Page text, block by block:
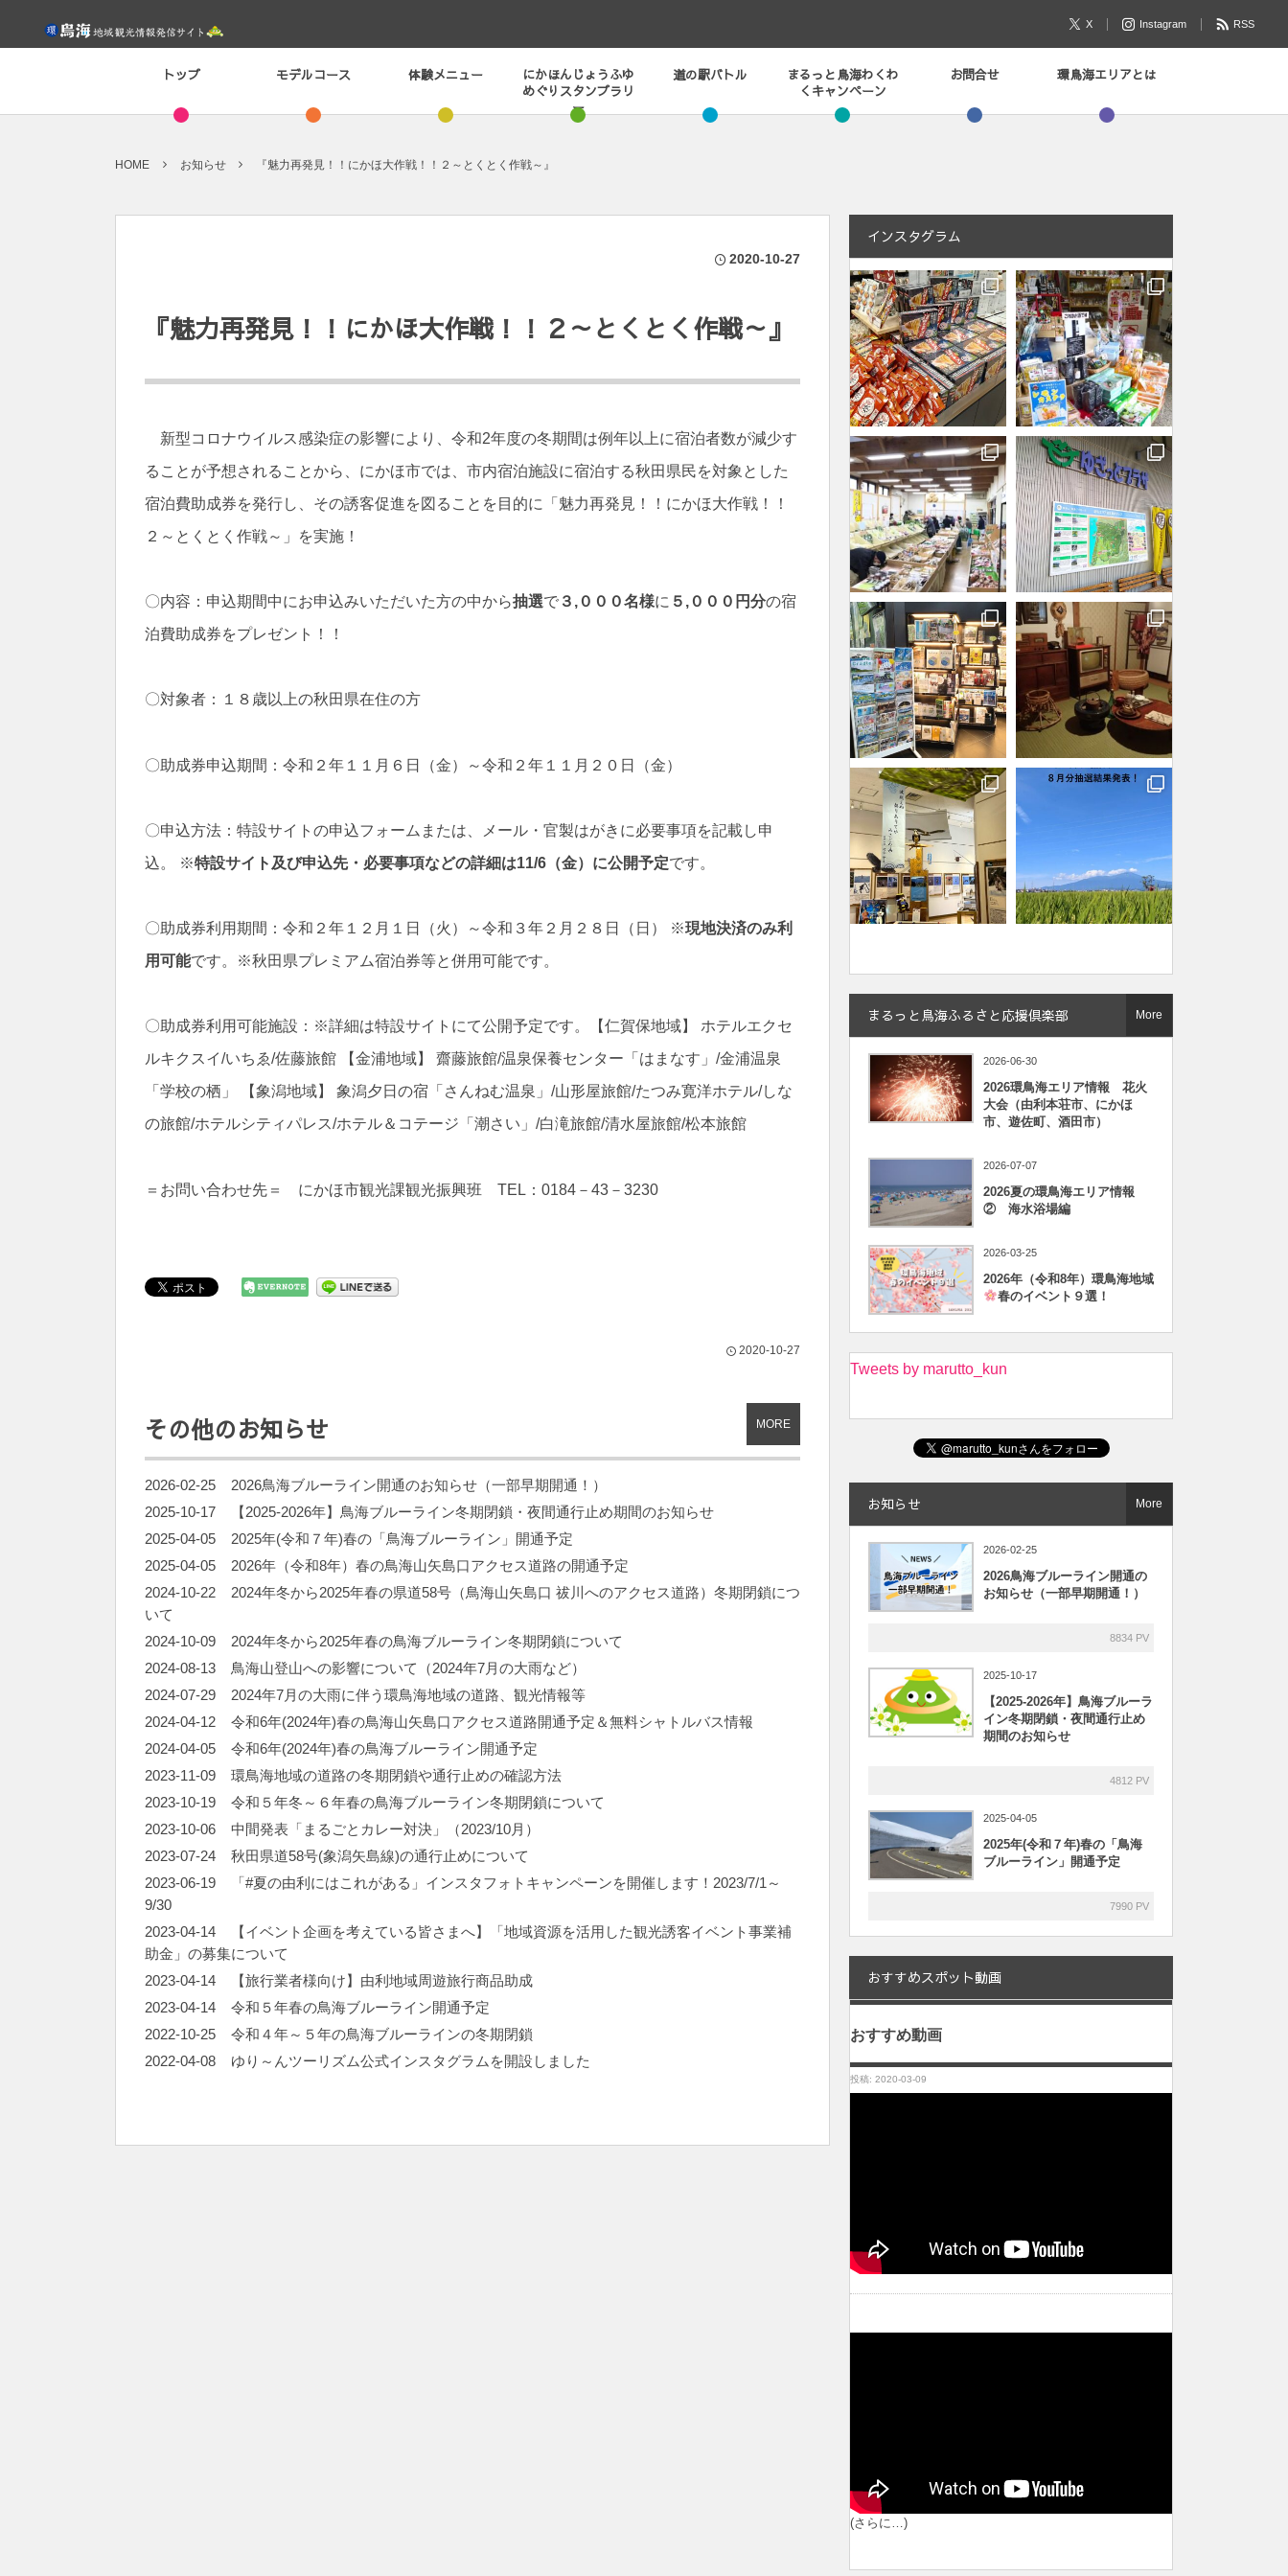
X Instagram RSS
トップ モデルコース 体験メニュー
にかほんじょうふゆ
めぐりスタンプラリ
ー
道の駅バトル
まるっと鳥海わくわ
くキャンペーン
お問合せ 環鳥海エリアとは
HOME お知らせ 『魅力再発見！！にかほ大作戦！！２～とくとく作戦～』
2020-10-27
『魅力再発見！！にかほ大作戦！！２～とくとく作戦～』
新型コロナウイルス感染症の影響により、令和2年度の冬期間は例年以上に宿泊者数が減少す
ることが予想されることから、にかほ市では、市内宿泊施設に宿泊する秋田県民を対象とした
宿泊費助成券を発行し、その誘客促進を図ることを目的に「魅力再発見！！にかほ大作戦！！
２～とくとく作戦～」を実施！
〇内容：申込期間中にお申込みいただいた方の中から抽選で ３,０００名様に ５,０００円分の宿
泊費助成券をプレゼント！！
〇対象者：１８歳以上の秋田県在住の方
〇助成券申込期間：令和２年１１月６日（金）～令和２年１１月２０日（金）
〇申込方法：特設サイトの申込フォームまたは、メール・官製はがきに必要事項を記載し申
込。 ※特設サイト及び申込先・必要事項などの詳細は11/6（金）に公開予定です。
〇助成券利用期間：令和２年１２月１日（火）～令和３年２月２８日（日） ※現地決済のみ利
用可能です。※秋田県プレミアム宿泊券等と併用可能です。
〇助成券利用可能施設：※詳細は特設サイトにて公開予定です。【仁賀保地域】 ホテルエクセ
ルキクスイ/いちゑ/佐藤旅館 【金浦地域】 齋藤旅館/温泉保養センター「はまなす」/金浦温泉
「学校の栖」 【象潟地域】 象潟夕日の宿「さんねむ温泉」/山形屋旅館/たつみ寛洋ホテル/しな
の旅館/ホテルシティパレス/ホテル＆コテージ「潮さい」/白滝旅館/清水屋旅館/松本旅館
＝お問い合わせ先＝ にかほ市観光課観光振興班 TEL：0184－43－3230
2020-10-27
その他のお知らせ
2026-02-25
2026鳥海ブルーライン開通のお知らせ（一部早期開通！）
2025-10-17
【2025-2026年】鳥海ブルーライン冬期閉鎖・夜間通行止め期間のお知らせ
2025-04-05
2025年(令和７年)春の「鳥海ブルーライン」開通予定
2025-04-05
2026年（令和8年）春の鳥海山矢島口アクセス道路の開通予定
2024-10-22
2024年冬から2025年春の県道58号（鳥海山矢島口 祓川へのアクセス道路）冬期閉鎖につ
いて
2024-10-09
2024年冬から2025年春の鳥海ブルーライン冬期閉鎖について
2024-08-13
鳥海山登山への影響について（2024年7月の大雨など）
2024-07-29
2024年7月の大雨に伴う環鳥海地域の道路、観光情報等
2024-04-12
令和6年(2024年)春の鳥海山矢島口アクセス道路開通予定＆無料シャトルバス情報
2024-04-05
令和6年(2024年)春の鳥海ブルーライン開通予定
2023-11-09
環鳥海地域の道路の冬期閉鎖や通行止めの確認方法
2023-10-19
令和５年冬～６年春の鳥海ブルーライン冬期閉鎖について
2023-10-06
中間発表「まるごとカレー対決」（2023/10月）
2023-07-24
秋田県道58号(象潟矢島線)の通行止めについて
2023-06-19
「#夏の由利にはこれがある」インスタフォトキャンペーンを開催します！2023/7/1～
9/30
2023-04-14
【イベント企画を考えている皆さまへ】「地域資源を活用した観光誘客イベント事業補
助金」の募集について
2023-04-14
【旅行業者様向け】由利地域周遊旅行商品助成
2023-04-14
令和５年春の鳥海ブルーライン開通予定
2022-10-25
令和４年～５年の鳥海ブルーラインの冬期閉鎖
2022-04-08
ゆり～んツーリズム公式インスタグラムを開設しました
MORE
インスタグラム
まるっと鳥海ふるさと応援倶楽部
2026-06-30
2026環鳥海エリア情報 花火
大会（由利本荘市、にかほ
市、遊佐町、酒田市）
2026-07-07
2026夏の環鳥海エリア情報
② 海水浴場編
2026-03-25
2026年（令和8年）環鳥海地域
春のイベント９選！
More
Tweets by marutto_kun
お知らせ
2026-02-25
2026鳥海ブルーライン開通の
お知らせ（一部早期開通！）
8834 PV
2025-10-17
【2025-2026年】鳥海ブルーラ
イン冬期閉鎖・夜間通行止め
期間のお知らせ
4812 PV
2025-04-05
2025年(令和７年)春の「鳥海
ブルーライン」開通予定
7990 PV
More
おすすめスポット動画
おすすめ動画
投稿: 2020-03-09
(さらに…)